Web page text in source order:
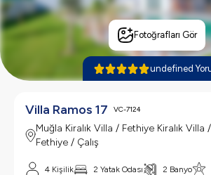
Fotoğrafları Gör
undefined
Villa Ramos 17 VC-7124
Muğla Kiralık Villa / Fethiye Kiralık Villa /
Fethiye / Çalış
4 Kişilik 2 Yatak Odası 2 Banyo